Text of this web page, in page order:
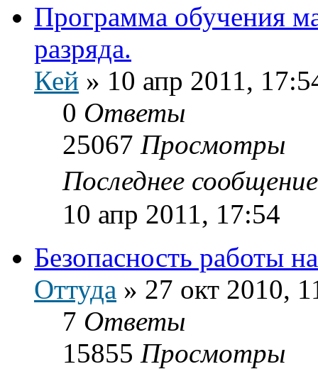
Программа обучения
разряда.
Кей » 10 апр 2011,
0 Ответы
25067 Просмотры
Последнее
10 апр 2011, 17:54
Безопасность работы
Оттуда » 27 окт 2010,
7 Ответы
15855 Просмотры